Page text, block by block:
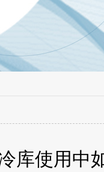
库使用中